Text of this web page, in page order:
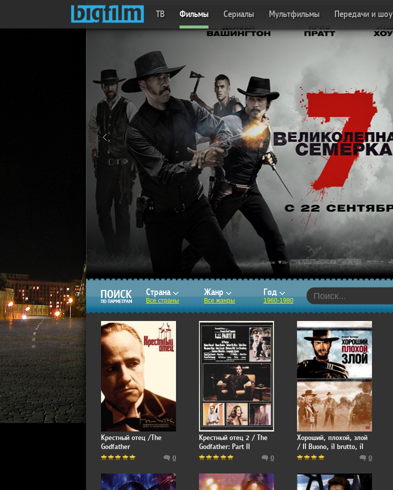
ТВ Фильмы Сериалы Мультфильмы Передачи и шоу
Страна
Все страны
Жанр
Все жанры
Год
1960-1980
Крестный отец /The
Godfather
0
Крестный отец 2 / The
Godfather: Part II
0
Хороший, плохой, злой
/ Il Buono, il brutto, il
cattivo
0